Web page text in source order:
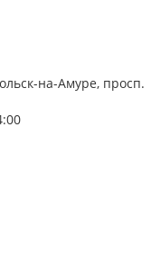
на-Амуре, просп.